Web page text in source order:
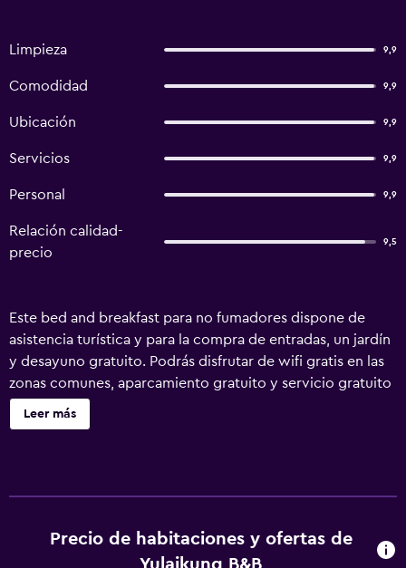
Limpieza 9,9
Comodidad 9,9
Ubicación 9,9
Servicios 9,9
Personal 9,9
Relación calidad-
precio
9,5
Este bed and breakfast para no fumadores dispone de
asistencia turística y para la compra de entradas, un jardín
y desayuno gratuito. Podrás disfrutar de wifi gratis en las
zonas comunes, aparcamiento gratuito y servicio gratuito
de traslado desde la estación de tren. Otras instalaciones
incluyen servicio de transporte hasta la estación de tren.
decoración diferentes. Se ofrece una televisión LCD con
canales por cable. Los baños están equipados con ducha,
Leer más
Precio de habitaciones y ofertas de
Yulaikung B&B